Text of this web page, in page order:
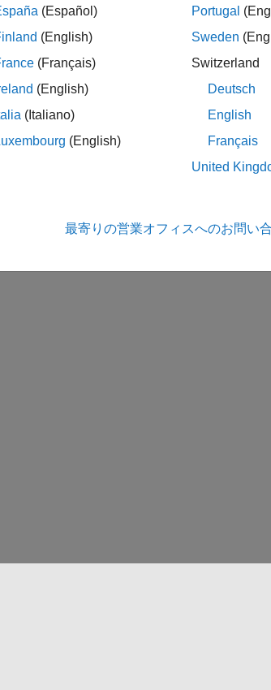
to Audio File Stored in SD Card of
to an audio file read using the SD Card File
the Simulink model reads audio from the
the headphones connected to the analog
(Español)
(English)
(Français)
(English)
(Italiano)
(English)
Portugal
Sweden
Switzerland
Deutsch
English
Français
United
最寄りの営業オフィスへのお問い